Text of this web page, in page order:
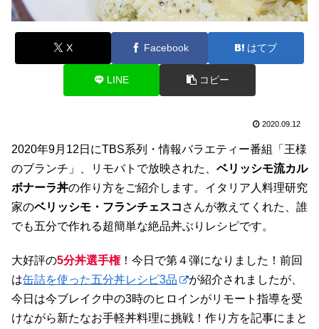
X Facebook はてブ
LINE コピー
2020.09.12
2020年9月12日にTBS系列・情報バラエティー番組「王様
のブランチ」、リモバトで放映された、 ベリッシモ流カル
ボナーラ丼の作り方をご紹介します。イタリア人料理研究
家のベリッシモ・フランチェスコ さんが教えてくれた、誰
でも五分で作れる超簡単な絶品丼ぶりレシピです。
大好評の5分丼選手権！今日で第４弾になりました！前回
は缶詰を使った五分丼レシピ3品
が紹介されましたが、
今日は今ブレイク中の3時のヒロインがリモート指導を受
けながら新たなお手軽丼料理に挑戦！作り方を記事にまと